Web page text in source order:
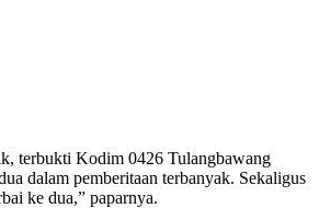
terbukti Kodim 0426 Tulangbawang
dalam pemberitaan terbanyak. Sekaligus
ke dua,” paparnya.